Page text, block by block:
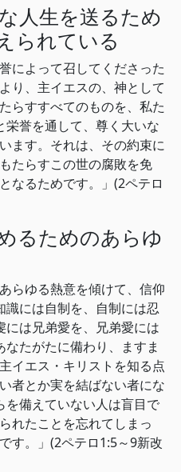
人生を送るため
られている
によって召してくださった
り、主イエスの、神として
らすすべてのものを、私た
誉を通して、尊く大いな
ます。それは、その約束に
たらすこの世の腐敗を免
なるためです。」(2ペテロ
るためのあらゆ
らゆる熱意を傾けて、信仰
識には自制を、自制には忍
は兄弟愛を、兄弟愛には
たがたに備わり、ますま
イエス・キリストを知る点
者とか実を結ばない者にな
を備えていない人は盲目で
れたことを忘れてしまっ
す。」(2ペテロ1:5～9新改